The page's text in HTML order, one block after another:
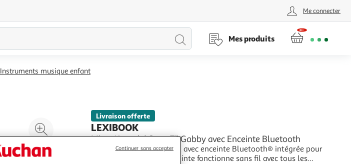
Me connecter
Lancer
Mes produits
Instruments musique enfant
Agrandir
l'illustration
à
Réduire
Livraison offerte
LEXIBOOK
Micro Karaoké Sans Fil Gabby avec Enceinte Bluetooth
* Le premier micro sans fil avec enceinte Bluetooth® intégrée pour
révéler ton talent !* L'enceinte fonctionne sans fil avec tous les
Continuer sans accepter